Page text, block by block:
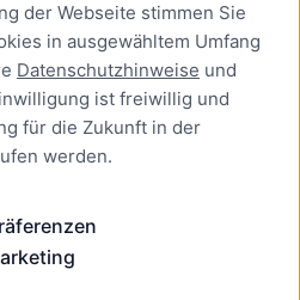
der Webseite stimmen Sie
in ausgewähltem Umfang
Datenschutzhinweise und
ist freiwillig und
für die Zukunft in der
werden.